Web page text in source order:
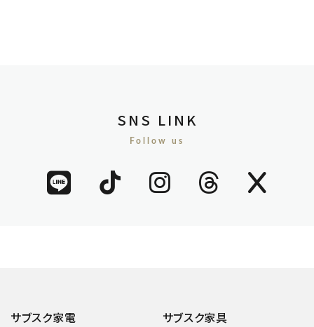
SNS LINK
Follow us
サブスク家電 サブスク家具